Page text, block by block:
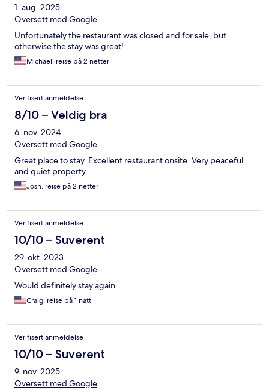
1. aug. 2025
Oversett med Google
Unfortunately the restaurant was closed and for sale, but
otherwise the stay was great!
Michael, reise på 2 netter
Verifisert anmeldelse
8/10 – Veldig bra
6. nov. 2024
Oversett med Google
Great place to stay. Excellent restaurant onsite. Very peaceful
and quiet property.
Josh, reise på 2 netter
Verifisert anmeldelse
10/10 – Suverent
29. okt. 2023
Oversett med Google
Would definitely stay again
Craig, reise på 1 natt
Verifisert anmeldelse
10/10 – Suverent
9. nov. 2025
Oversett med Google